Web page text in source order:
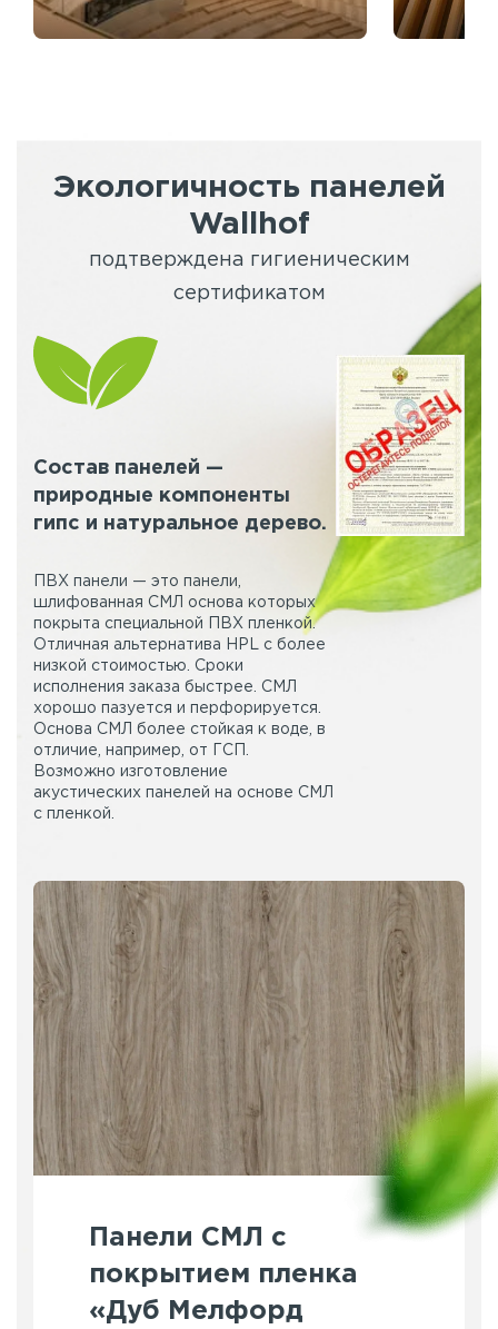
Экологичность панелей
Wallhof
подтверждена гигиеническим
сертификатом
Состав панелей —
природные компоненты
гипс и натуральное дерево.
ПВХ панели — это панели,
шлифованная СМЛ основа которых
покрыта специальной ПВХ пленкой.
Отличная альтернатива HPL с более
низкой стоимостью. Сроки
исполнения заказа быстрее. СМЛ
хорошо пазуется и перфорируется.
Основа СМЛ более стойкая к воде, в
отличие, например, от ГСП.
Возможно изготовление
акустических панелей на основе СМЛ
с пленкой.
Панели СМЛ с
покрытием пленка
«Дуб Мелфорд